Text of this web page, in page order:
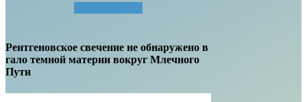
Рентгеновское свечение не обнаружено в
гало темной материи вокруг Млечного
Пути